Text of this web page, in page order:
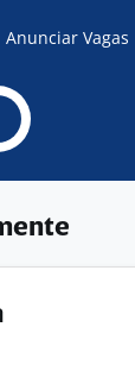
Anunciar Vagas